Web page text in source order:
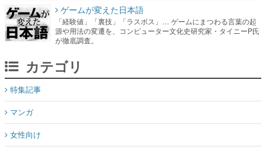
ゲームが変えた日本語
「経験値」「裏技」「ラスボス」… ゲームにまつわる言葉の起
源や用法の変遷を、コンピューター文化史研究家・タイニーP氏
が徹底調査。
カテゴリ
特集記事
マンガ
女性向け